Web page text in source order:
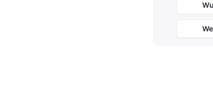
Eigenschaft